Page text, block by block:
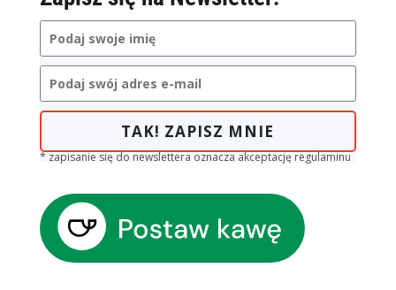
TAK! ZAPISZ MNIE
* zapisanie się do newslettera oznacza akceptację regulaminu